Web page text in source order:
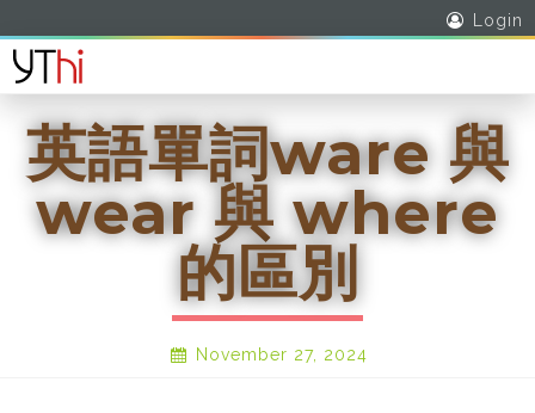
Login
英語單詞ware 與
wear 與 where
的區別
November 27, 2024